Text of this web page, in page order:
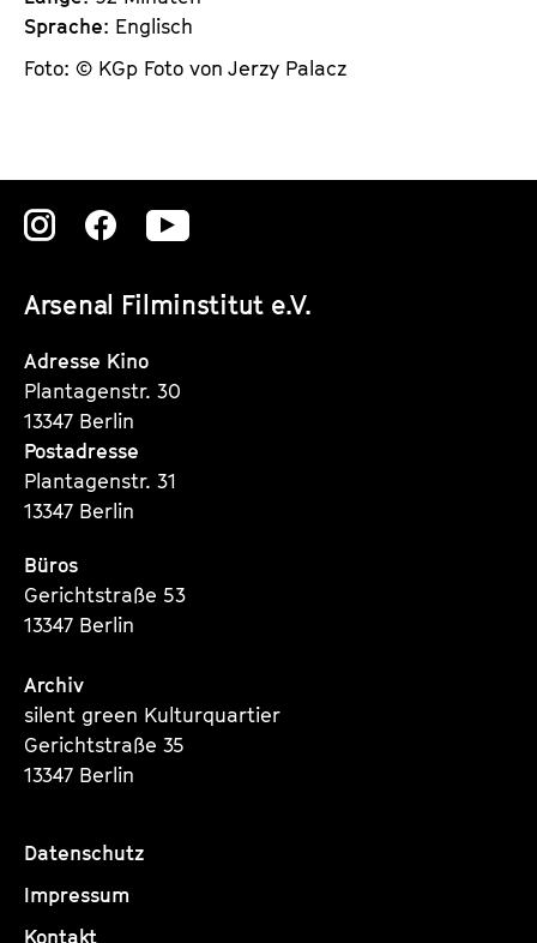
Sprache: Englisch
Foto: © KGp Foto von Jerzy Palacz
Arsenal Filminstitut e.V.
Zu
Instagram
Seite
Zu
Instagram
Seite
Zu
Instagram
Adresse Kino
Plantagenstr. 30
13347 Berlin
Postadresse
Plantagenstr. 31
13347 Berlin
Büros
Gerichtstraße 53
13347 Berlin
Archiv
silent green Kulturquartier
Gerichtstraße 35
13347 Berlin
Datenschutz
Impressum
Kontakt